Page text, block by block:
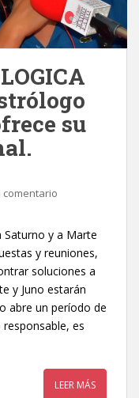
su
comentario
Saturno y a Marte
y reuniones,
soluciones a
y Juno estarán
abre un período de
es
LEER MÁS